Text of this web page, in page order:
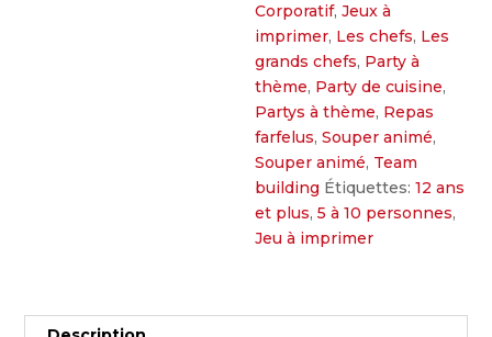
Corporatif,Jeux à
imprimer, Les chefs, Les
grands chefs, Party à
thème, Party de cuisine,
Partys à thème, Repas
farfelus,Souper animé,
Souper animé, Team
building Étiquettes:12 ans
et plus,5 à 10 personnes,
Jeu à imprimer